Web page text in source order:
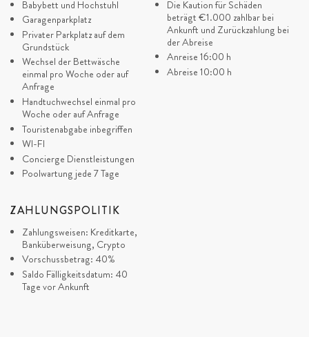
Gönnen Sie sich einen Aufenthalt in der luxuriösen Villa "Orasac
Sweet Life" und erleben Sie die Schönheit der südlichsten
Adriaküste!
Verfügbarkeit ab)
Babybett und Hochstuhl
Garagenparkplatz
Privater Parkplatz auf dem
Grundstück
Wechsel der Bettwäsche
einmal pro Woche oder auf
Anfrage
Handtuchwechsel einmal pro
Woche oder auf Anfrage
Touristenabgabe inbegriffen
WI-FI
Concierge Dienstleistungen
Poolwartung jede 7 Tage
Die Kaution für Schäden
beträgt €1.000 zahlbar bei
Ankunft und Zurückzahlung bei
der Abreise
Anreise 16:00 h
Abreise 10:00 h
ZAHLUNGSPOLITIK
Zahlungsweisen: Kreditkarte,
Banküberweisung, Crypto
Vorschussbetrag: 40%
Saldo Fälligkeitsdatum: 40
Tage vor Ankunft